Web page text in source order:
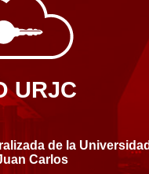
URJC
de la Universidad
Carlos